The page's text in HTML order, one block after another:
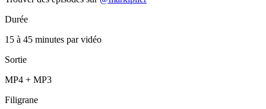
Durée
15 à 45 minutes par vidéo
Sortie
MP4 + MP3
Filigrane